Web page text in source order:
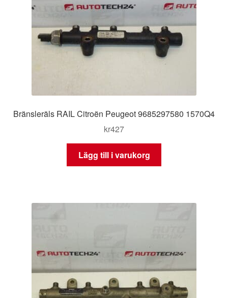
Bränsleräls RAIL Citroën Peugeot 9685297580 1570Q4
kr427
Lägg till i varukorg